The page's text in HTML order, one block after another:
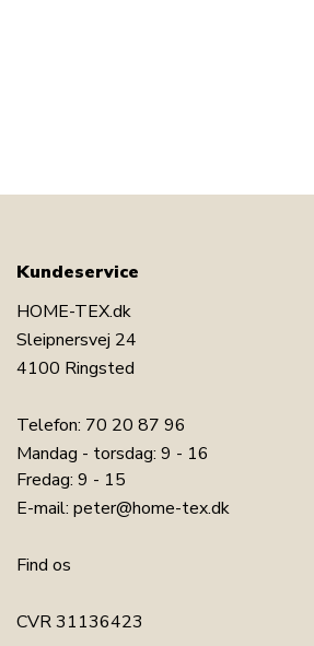
Kundeservice
HOME-TEX.dk
Sleipnersvej 24
4100 Ringsted
Telefon: 70 20 87 96
Mandag - torsdag: 9 - 16
Fredag: 9 - 15
E-mail: peter@home-tex.dk
Find os
CVR 31136423